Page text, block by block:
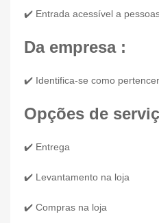
✔️ Entrada acessível a
Da empresa :
✔️ Identifica-se como
Opções de
✔️ Entrega
✔️ Levantamento na loja
✔️ Compras na loja